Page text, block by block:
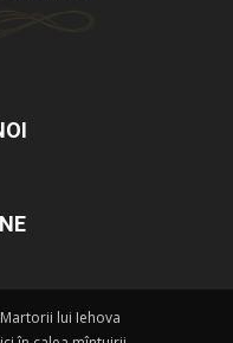
lui Iehova